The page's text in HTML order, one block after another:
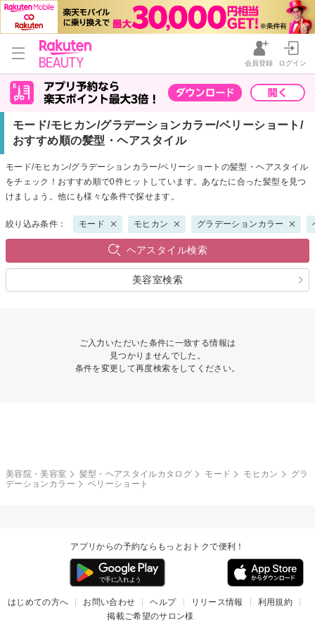
会員登録 ログイン
モード/モヒカン/グラデーションカラー/ベリーショート/
おすすめ順の髪型・ヘアスタイル
モード/モヒカン/グラデーションカラー/ベリーショートの髪型・ヘアスタイル
をチェック！おすすめ順で0件ヒットしています。あなたに合った髪型を見つ
けましょう。他にも様々な条件で探せます。
絞り込み条件： モード モヒカン グラデーションカラー
ヘアスタイル検索
美容室検索
ご入力いただいた条件に一致する情報は
見つかりませんでした。
条件を変更して再度検索をしてください。
美容院・美容室 髪型・ヘアスタイルカタログ モード モヒカン
グラ
デーションカラー
ベリーショート
アプリからの予約ならもっとおトクで便利！
はじめての方へ お問い合わせ ヘルプ リリース情報
利用規約
掲載ご希望のサロン様